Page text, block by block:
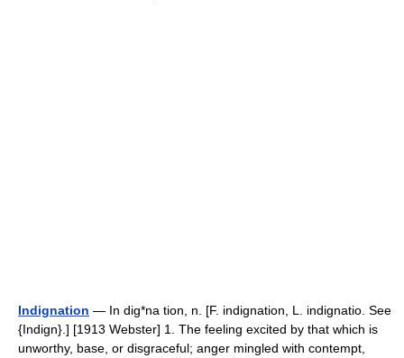
Indignation — In dig*na tion, n. [F. indignation, L. indignatio. See
{Indign}.] [1913 Webster] 1. The feeling excited by that which is
unworthy, base, or disgraceful; anger mingled with contempt,